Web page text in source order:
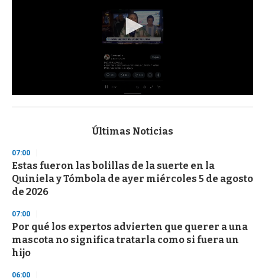
s
d
s
o
f
3
s
e
c
o
n
Últimas Noticias
07:00
Estas fueron las bolillas de la suerte en la
Quiniela y Tómbola de ayer miércoles 5 de agosto
de 2026
07:00
Por qué los expertos advierten que querer a una
mascota no significa tratarla como si fuera un
hijo
06:00